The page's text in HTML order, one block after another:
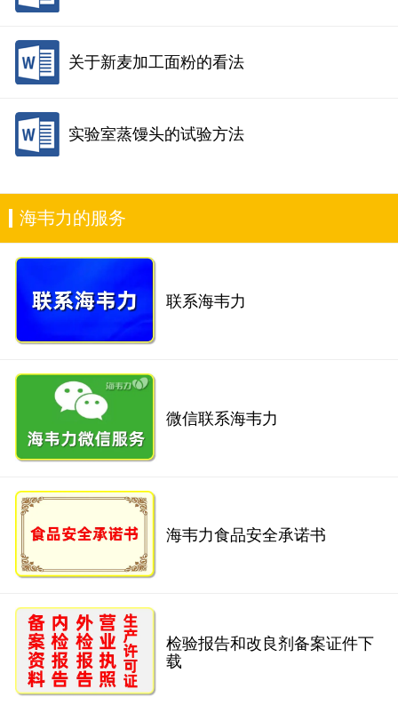
关于新麦加工面粉的看法
实验室蒸馒头的试验方法
海韦力的服务
联系海韦力
微信联系海韦力
海韦力食品安全承诺书
检验报告和改良剂备案证件下
载